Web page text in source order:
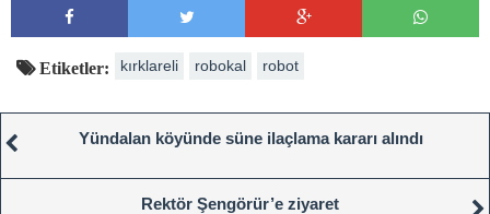
Etiketler: kırklareli robokal robot
Yündalan köyünde süne ilaçlama kararı alındı
Rektör Şengörür’e ziyaret